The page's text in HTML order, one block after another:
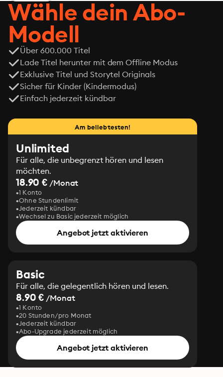
ungleiche Paar ein komplexes Netz an Verbrechen
aufklärt, beginnt sie, hinter seine Fassade zu schauen
…
Wähle dein Abo-
Modell
Über 600.000 Titel
Lade Titel herunter mit dem Offline Modus
Exklusive Titel und Storytel Originals
Sicher für Kinder (Kindermodus)
Einfach jederzeit kündbar
Am beliebtesten!
Unlimited
Für alle, die unbegrenzt hören und lesen
möchten.
18.90 € /Monat
1 Konto
Ohne Stundenlimit
Jederzeit kündbar
Wechsel zu Basic jederzeit möglich
Angebot jetzt aktivieren
Basic
Für alle, die gelegentlich hören und lesen.
8.90 € /Monat
1 Konto
20 Stunden/pro Monat
Jederzeit kündbar
Abo-Upgrade jederzeit möglich
Angebot jetzt aktivieren